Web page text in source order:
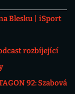
Blesku
iSport
rozbíjející
92: Szabová